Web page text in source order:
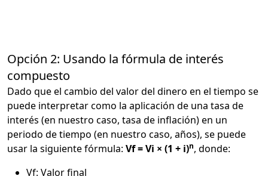
Opción 2: Usando la fórmula de interés
compuesto
Dado que el cambio del valor del dinero en el tiempo se
puede interpretar como la aplicación de una tasa de
interés (en nuestro caso, tasa de inflación) en un
periodo de tiempo (en nuestro caso, años), se puede
usar la siguiente fórmula: Vf = Vi × (1 + i)n, donde:
Vf: Valor final